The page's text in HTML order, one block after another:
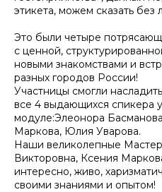
этикета, можем сказать без
Это были четыре
с ценной,
новыми знакомствами и
разных городов России!
Участницы смогли
все 4 выдающихся спикера
модуле:Элеонора
Маркова, Юлия Уварова.
Наши великолепные
Викторовна, Ксения
интересно, живо,
своими знаниями и опытом!